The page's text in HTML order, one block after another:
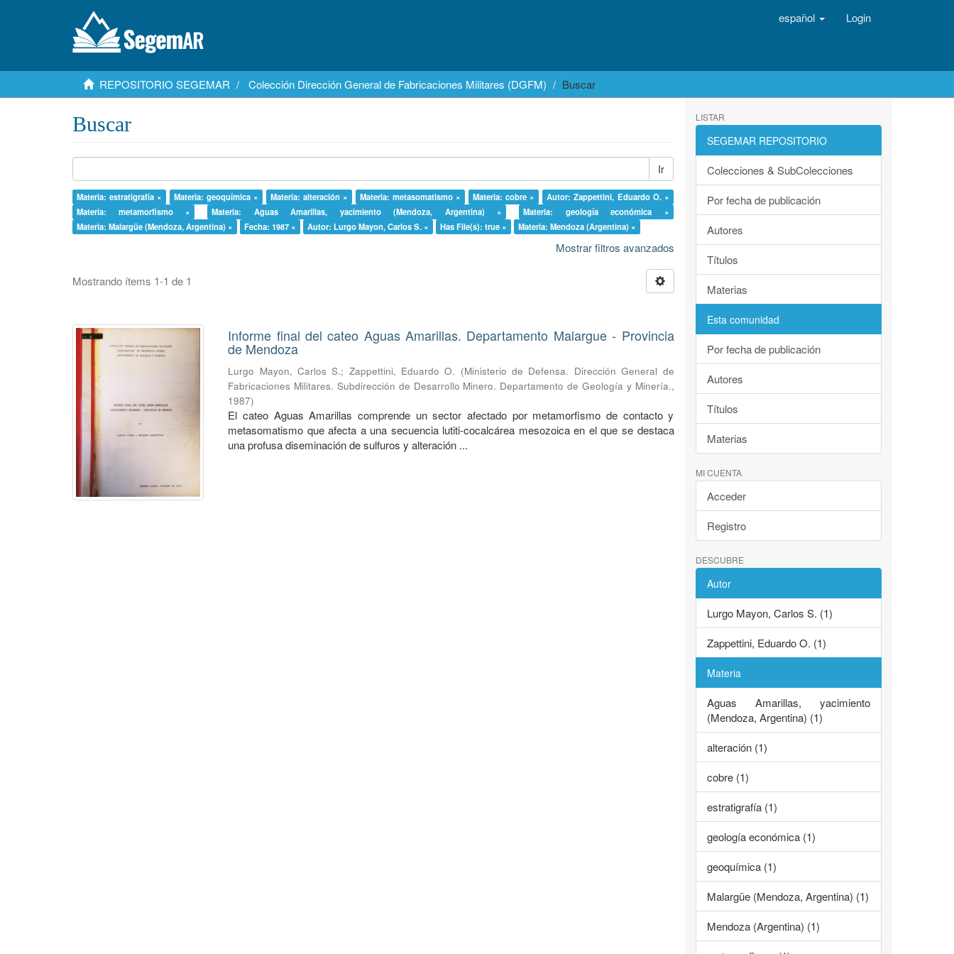
español Login
REPOSITORIO SEGEMAR Colección Dirección General de Fabricaciones Militares (DGFM) Buscar
Buscar
Ir
Materia: estratigrafía × Materia: geoquímica × Materia: alteración × Materia: metasomatismo × Materia: cobre ×
Autor: Zappettini, Eduardo O. ×
Materia: metamorfismo ×
Materia: Aguas Amarillas, yacimiento (Mendoza, Argentina) ×
Materia: geología económica ×
Materia: Malargüe (Mendoza, Argentina) ×
Fecha: 1987 × Autor: Lurgo Mayon, Carlos S. × Has File(s): true × Materia: Mendoza (Argentina) ×
Mostrar filtros avanzados
Mostrando ítems 1-1 de 1
Informe final del cateo Aguas Amarillas. Departamento Malargue - Provincia
de Mendoza
Lurgo Mayon, Carlos S.; Zappettini, Eduardo O. (Ministerio de Defensa. Dirección General de
Fabricaciones Militares. Subdirección de Desarrollo Minero. Departamento de Geología y Minería.,
1987)
El cateo Aguas Amarillas comprende un sector afectado por metamorfismo de contacto y
metasomatismo que afecta a una secuencia lutiti-cocalcárea mesozoica en el que se destaca
una profusa diseminación de sulfuros y alteración ...
LISTAR
SEGEMAR REPOSITORIO
Colecciones & SubColecciones
Por fecha de publicación
Autores
Títulos
Materias
Esta comunidad
Por fecha de publicación
Autores
Títulos
Materias
MI CUENTA
Acceder
Registro
DESCUBRE
Autor
Lurgo Mayon, Carlos S. (1)
Zappettini, Eduardo O. (1)
Materia
Aguas Amarillas, yacimiento
(Mendoza, Argentina) (1)
alteración (1)
cobre (1)
estratigrafía (1)
geología económica (1)
geoquímica (1)
Malargüe (Mendoza, Argentina) (1)
Mendoza (Argentina) (1)